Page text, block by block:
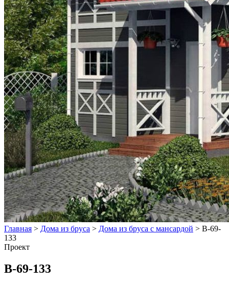
Главная > Дома из бруса > Дома из бруса с мансардой > В-69-
133
Проект
В-69-133